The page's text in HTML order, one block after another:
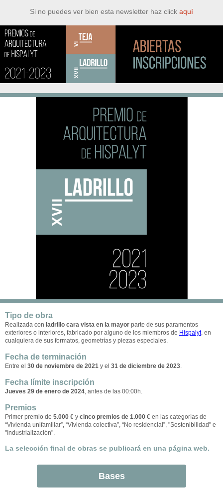
Si no puedes ver bien esta newsletter haz click aquí
Tipo de obra
Realizada con ladrillo cara vista en la mayor parte de sus paramentos
exteriores o interiores, fabricado por alguno de los miembros de Hispalyt, en
cualquiera de sus formatos, geometrías y piezas especiales.
Fecha de terminación
Entre el 30 de noviembre de 2021 y el 31 de diciembre de 2023.
Fecha límite inscripción
Jueves 29 de enero de 2024, antes de las 00:00h.
Premios
Primer premio de 5.000 € y cinco premios de 1.000 € en las categorías de
“Vivienda unifamiliar”, “Vivienda colectiva”, “No residencial”, "Sostenibilidad" e
"Industrialización".
La selección final de obras se publicará en una página web.
Bases